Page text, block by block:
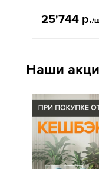
25'744 р./
Наши